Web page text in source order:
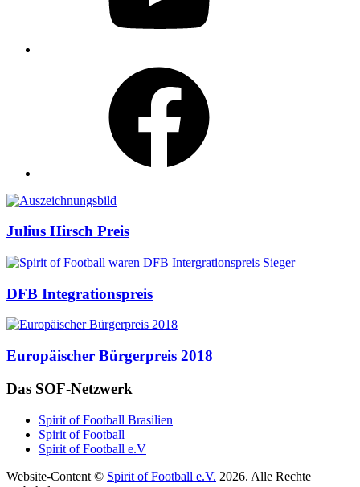
Auszeichnungen
Julius Hirsch Preis
DFB Integrationspreis
Europäischer Bürgerpreis 2018
Das SOF-Netzwerk
Spirit of Football Brasilien
Spirit of Football
Spirit of Football e.V
Website-Content © Spirit of Football e.V. 2026. Alle Rechte